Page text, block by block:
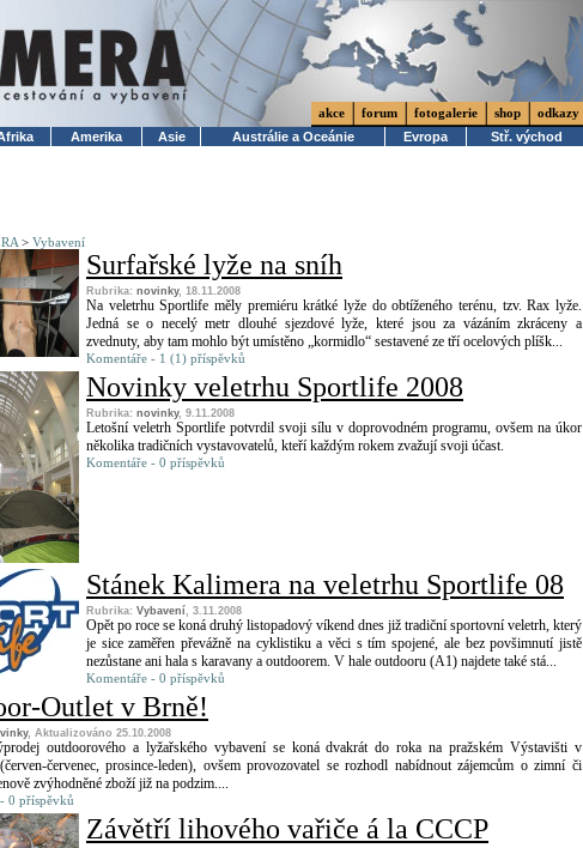
akce forum fotogalerie shop
odkazy
Amerika Asie Austrálie a Oceánie Evropa Stř. východ
> Vybavení
Surfařské lyže na sníh
Rubrika: novinky, 18.11.2008
Na veletrhu Sportlife měly premiéru krátké lyže do obtíženého terénu, tzv. Rax lyže.
Jedná se o necelý metr dlouhé sjezdové lyže, které jsou za vázáním zkráceny a
zvednuty, aby tam mohlo být umístěno „kormidlo“ sestavené ze tří ocelových plíšk...
Komentáře - 1 (1) příspěvků
Novinky veletrhu Sportlife 2008
Rubrika: novinky, 9.11.2008
Letošní veletrh Sportlife potvrdil svoji sílu v doprovodném programu, ovšem na úkor
několika tradičních vystavovatelů, kteří každým rokem zvažují svoji účast.
Komentáře - 0 příspěvků
Stánek Kalimera na veletrhu Sportlife 08
Rubrika: Vybavení, 3.11.2008
Opět po roce se koná druhý listopadový víkend dnes již tradiční sportovní veletrh, který
je sice zaměřen převážně na cyklistiku a věci s tím spojené, ale bez povšimnutí jistě
nezůstane ani hala s karavany a outdoorem. V hale outdooru (A1) najdete také stá...
Komentáře - 0 příspěvků
Outlet v Brně!
, Aktualizováno 25.10.2008
outdoorového a lyžařského vybavení se koná dvakrát do roka na pražském Výstavišti v
červenec, prosince-leden), ovšem provozovatel se rozhodl nabídnout zájemcům o zimní či
zvýhodněné zboží již na podzim....
0 příspěvků
Závětří lihového vařiče á la CCCP